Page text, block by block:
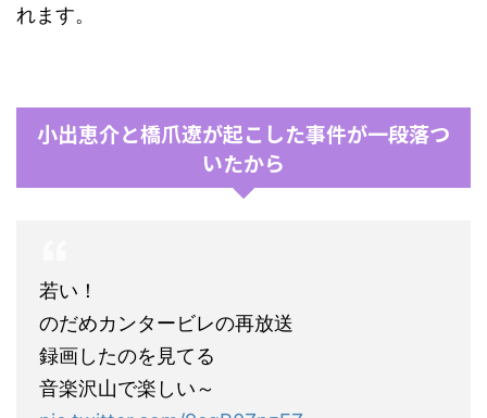
れます。
小出恵介と橋爪遼が起こした事件が一段落つ
いたから
若い！
のだめカンタービレの再放送
録画したのを見てる
音楽沢山で楽しい～